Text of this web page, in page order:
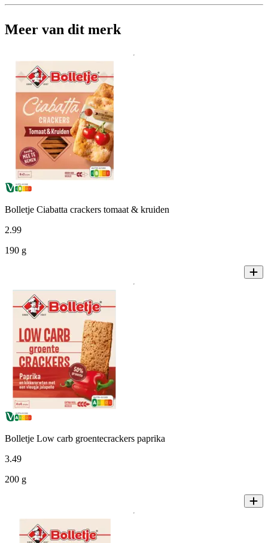
Meer van dit merk
Bolletje Ciabatta crackers tomaat & kruiden
2.99
190 g
Bolletje Low carb groentecrackers paprika
3.49
200 g